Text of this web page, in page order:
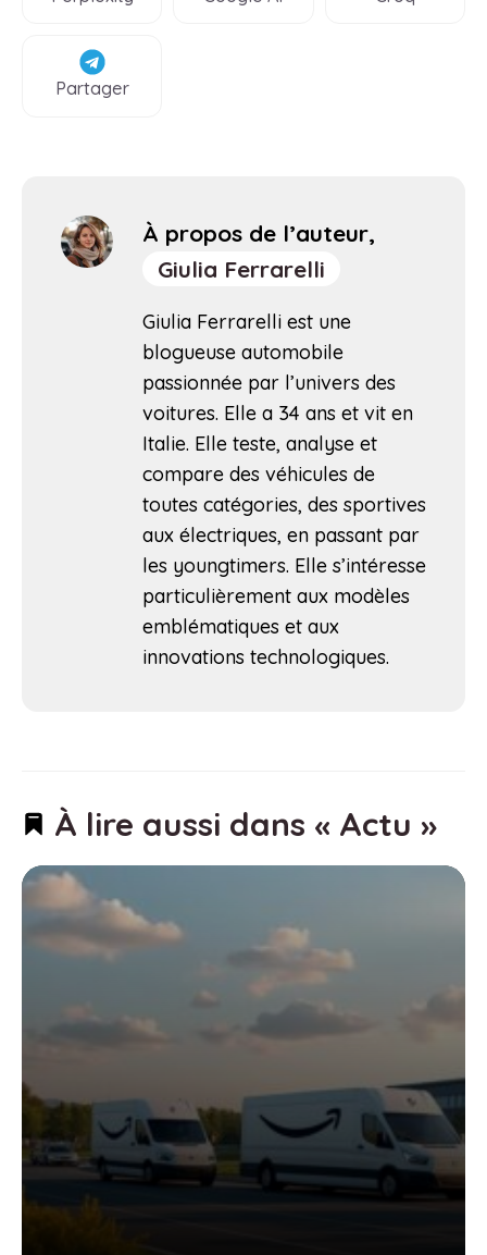
Partager
À propos de l’auteur,
Giulia Ferrarelli
Giulia Ferrarelli est une
blogueuse automobile
passionnée par l’univers des
voitures. Elle a 34 ans et vit en
Italie. Elle teste, analyse et
compare des véhicules de
toutes catégories, des sportives
aux électriques, en passant par
les youngtimers. Elle s’intéresse
particulièrement aux modèles
emblématiques et aux
innovations technologiques.
À lire aussi dans « Actu »